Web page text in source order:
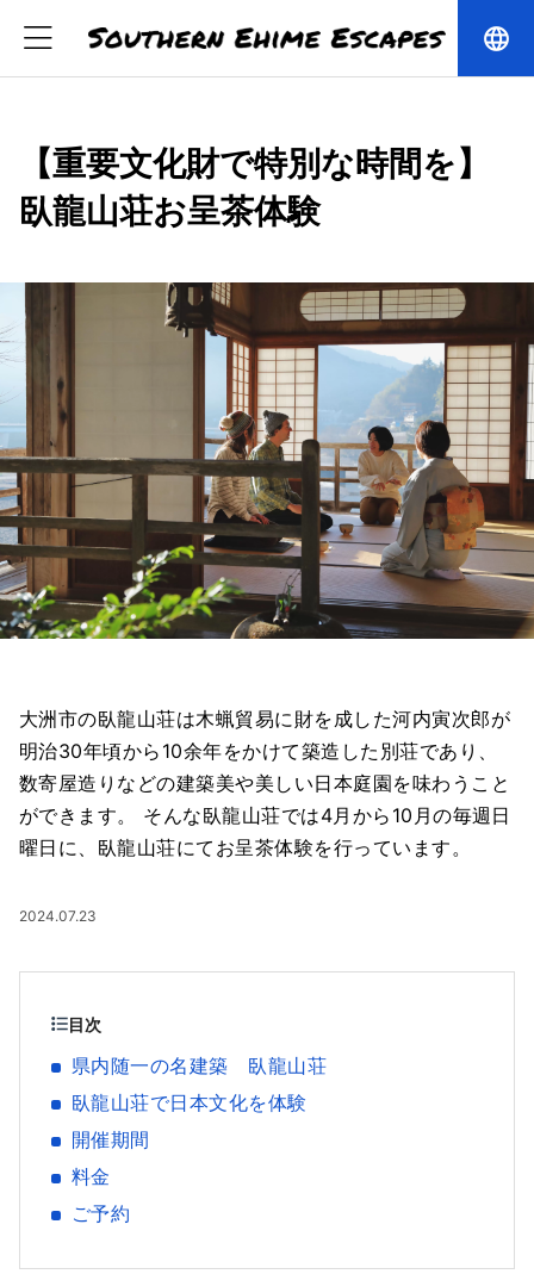
language
【重要文化財で特別な時間を】
臥龍山荘お呈茶体験
大洲市の臥龍山荘は木蝋貿易に財を成した河内寅次郎が
明治30年頃から10余年をかけて築造した別荘であり、
数寄屋造りなどの建築美や美しい日本庭園を味わうこと
ができます。 そんな臥龍山荘では4月から10月の毎週日
曜日に、臥龍山荘にてお呈茶体験を行っています。
2024.07.23
目次
県内随一の名建築 臥龍山荘
臥龍山荘で日本文化を体験
開催期間
料金
ご予約